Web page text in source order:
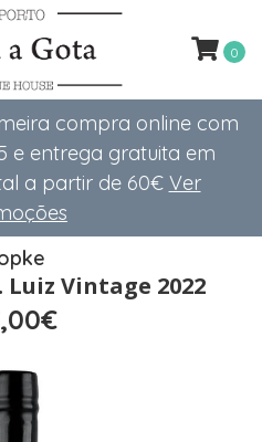
compra online com
e entrega gratuita em
a partir de 60€ Ver
0
Luiz Vintage 2022